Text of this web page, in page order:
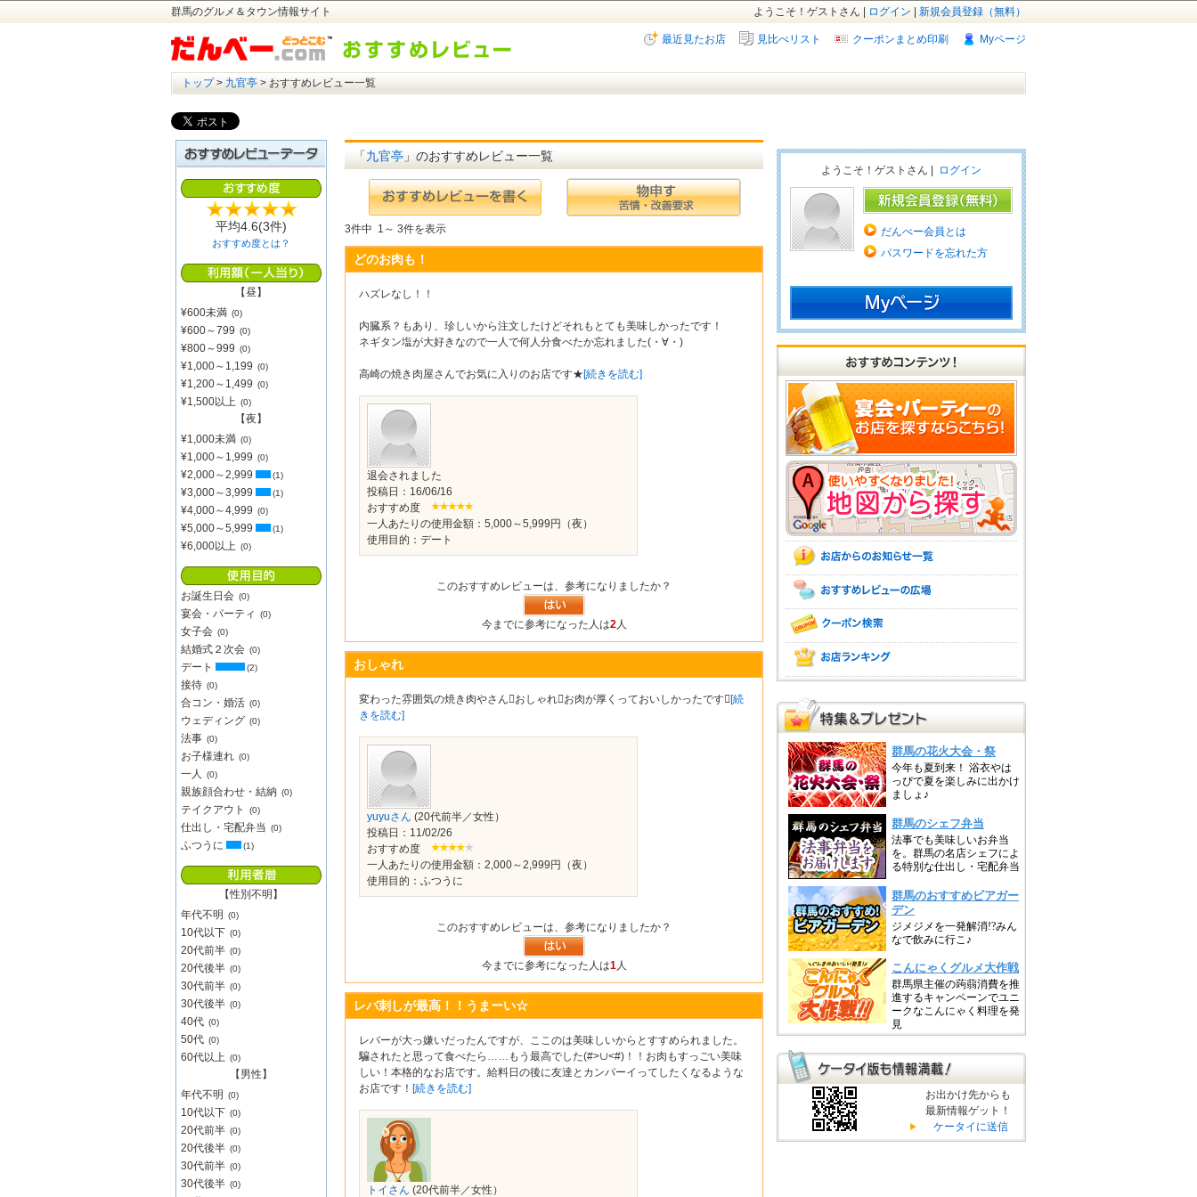
群馬のグルメ＆タウン情報サイト 新規会員登録（無料）
ログイン
ようこそ！ゲストさん |
Myページ
クーポンまとめ印刷
見比べリスト
最近見たお店
トップ> 九官亭 > おすすめレビュー一覧
平均4.6(3件)
おすすめ度とは？
【昼】
¥600未満 (0)
¥600～799 (0)
¥800～999 (0)
¥1,000～1,199 (0)
¥1,200～1,499 (0)
¥1,500以上 (0)
【夜】
¥1,000未満 (0)
¥1,000～1,999 (0)
¥2,000～2,999 (1)
¥3,000～3,999 (1)
¥4,000～4,999 (0)
¥5,000～5,999 (1)
¥6,000以上 (0)
お誕生日会 (0)
宴会・パーティ (0)
女子会 (0)
結婚式２次会 (0)
デート (2)
接待 (0)
合コン・婚活 (0)
ウェディング (0)
法事 (0)
お子様連れ (0)
一人 (0)
親族顔合わせ・結納 (0)
テイクアウト (0)
仕出し・宅配弁当 (0)
ふつうに (1)
【性別不明】
年代不明
(0)
10代以下 (0)
20代前半 (0)
20代後半 (0)
30代前半 (0)
30代後半 (0)
40代 (0)
50代 (0)
60代以上 (0)
【男性】
年代不明
(0)
10代以下 (0)
20代前半 (0)
20代後半 (0)
30代前半 (0)
30代後半 (0)
「九官亭 」のおすすめレビュー一覧
3件中 1～ 3件を表示
どのお肉も！
ハズレなし！！
内臓系？もあり、珍しいから注文したけどそれもとても美味しかったです！
ネギタン塩が大好きなので一人で何人分食べたか忘れました(・∀・)
高崎の焼き肉屋さんでお気に入りのお店です★[続きを読む]
退会されました
投稿日：16/06/16
おすすめ度
一人あたりの使用金額：5,000～5,999円（夜）
使用目的：デート
このおすすめレビューは、参考になりましたか？
今までに参考になった人は2人
おしゃれ
変わった雰囲気の焼き肉やさんおしゃれお肉が厚くっておいしかったです[続
きを読む]
yuyuさん (20代前半／女性）
投稿日：11/02/26
おすすめ度
一人あたりの使用金額：2,000～2,999円（夜）
使用目的：ふつうに
このおすすめレビューは、参考になりましたか？
今までに参考になった人は1人
レバ刺しが最高！！うまーい☆
レバーが大っ嫌いだったんですが、ここのは美味しいからとすすめられました。
騙されたと思って食べたら……もう最高でした(#>∪<#)！！お肉もすっごい美味
しい！本格的なお店です。給料日の後に友達とカンパーイってしたくなるような
お店です！ [続きを読む]
トイさん (20代前半／女性）
ようこそ！ゲストさん | ログイン
だんべー会員とは
パスワードを忘れた方
お出かけ先からも
最新情報ゲット！
ケータイに送信